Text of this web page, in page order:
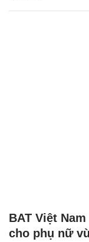
BAT Việt
cho phụ nữ